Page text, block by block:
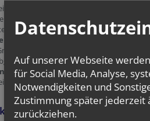
am gesamten
Teilnahme an der Chrisam-
(Weihe der Heiligen Öle, u.a.
an der Kar- und Oster-
Karfreitag und
aller ggf. erforderlichen Unterlagen
zur Firmfeier direkt im Kurs
am
Versöhnungsabend mit
für Fragen und Anmeldungen:
Auf unserer Webseite
für Social Media, Analyse,
Notwendigkeiten und
Zustimmung später jederzeit
zurückziehen.